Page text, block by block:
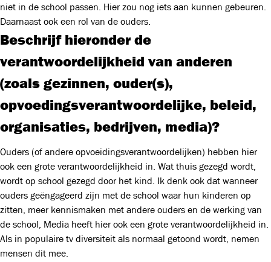
niet in de school passen. Hier zou nog iets aan kunnen gebeuren.
Daarnaast ook een rol van de ouders.
Beschrijf hieronder de
verantwoordelijkheid van anderen
(zoals gezinnen, ouder(s),
opvoedingsverantwoordelijke, beleid,
organisaties, bedrijven, media)?
Ouders (of andere opvoeidingsverantwoordelijken) hebben hier
ook een grote verantwoordelijkheid in. Wat thuis gezegd wordt,
wordt op school gezegd door het kind. Ik denk ook dat wanneer
ouders geëngageerd zijn met de school waar hun kinderen op
zitten, meer kennismaken met andere ouders en de werking van
de school, Media heeft hier ook een grote verantwoordelijkheid in.
Als in populaire tv diversiteit als normaal getoond wordt, nemen
mensen dit mee.